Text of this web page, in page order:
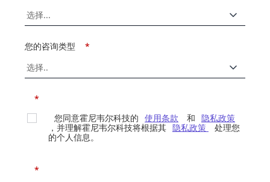
*
您的咨询类型
*
您同意霍尼韦尔科技的 使用条款 和 隐私政策
，并理解霍尼韦尔科技将根据其 隐私政策
处理您
的个人信息。
*